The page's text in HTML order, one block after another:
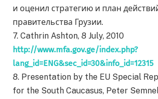
и оценил стратегию и план
правительства Грузии.
7. Cathrin Ashton, 8 July, 2010
http://www.mfa.gov.ge/index.php?
lang_id=ENG&sec_id=30&info_id=12315
8. Presentation by the EU Special
for the South Caucasus, Peter